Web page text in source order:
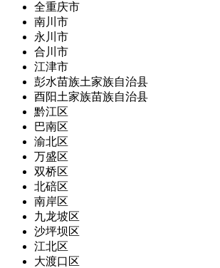
全重庆市
南川市
永川市
合川市
江津市
彭水苗族土家族自治县
酉阳土家族苗族自治县
黔江区
巴南区
渝北区
万盛区
双桥区
北碚区
南岸区
九龙坡区
沙坪坝区
江北区
大渡口区